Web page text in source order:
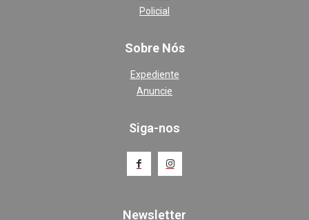
Policial
Sobre Nós
Expediente
Anuncie
Siga-nos
Newsletter